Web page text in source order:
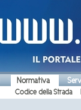
Normativa
Codice della Strada